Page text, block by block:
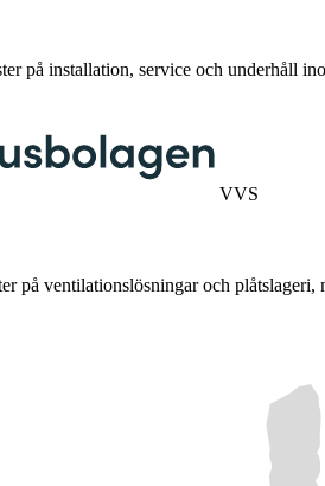
på installation, service och underhåll
VVS
på ventilationslösningar och